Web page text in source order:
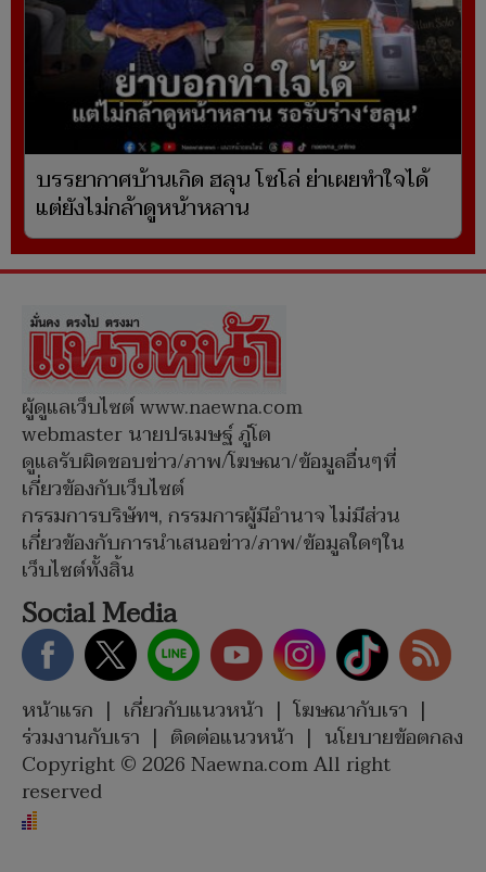
บรรยากาศบ้านเกิด ฮลุน โซโล่ ย่าเผยทำใจได้
แต่ยังไม่กล้าดูหน้าหลาน
ผู้ดูแลเว็บไซต์ www.naewna.com
webmaster นายปรเมษฐ์ ภู่โต
ดูแลรับผิดชอบข่าว/ภาพ/โฆษณา/ข้อมูลอื่นๆที่
เกี่ยวข้องกับเว็บไซต์
กรรมการบริษัทฯ, กรรมการผู้มีอำนาจ ไม่มีส่วน
เกี่ยวข้องกับการนำเสนอข่าว/ภาพ/ข้อมูลใดๆใน
เว็บไซต์ทั้งสิ้น
Social Media
หน้าแรก | เกี่ยวกับแนวหน้า | โฆษณากับเรา |
ร่วมงานกับเรา | ติดต่อแนวหน้า | นโยบายข้อตกลง
Copyright © 2026 Naewna.com All right
reserved